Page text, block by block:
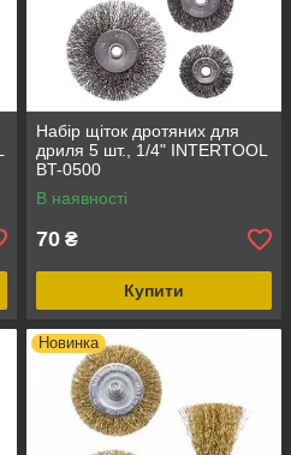
Набір щіток дротяних для
дриля 5 шт., 1/4" INTERTOOL
BT-0500
В наявності
70 ₴
Купити
Новинка